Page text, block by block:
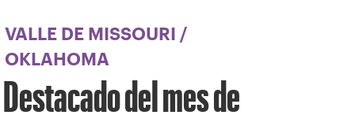
VALLE DE MISSOURI
/
OKLAHOMA
Destacado del mes de